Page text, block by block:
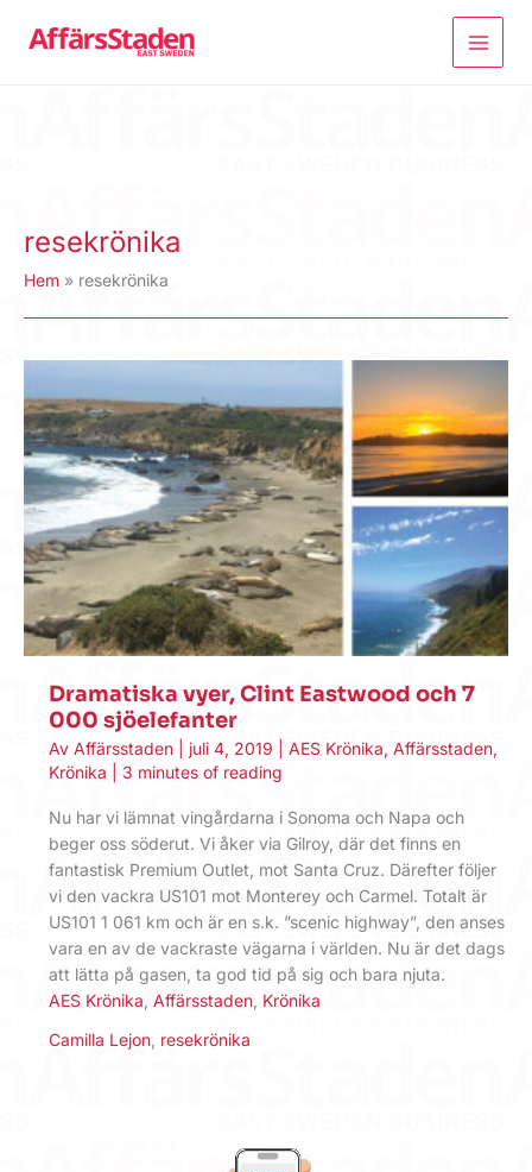
resekrönika
Hem resekrönika
Dramatiska vyer, Clint Eastwood och 7
000 sjöelefanter
Av Affärsstaden juli 4, 2019 AES Krönika, Affärsstaden,
Krönika
3 minutes of reading
Nu har vi lämnat vingårdarna i Sonoma och Napa och
beger oss söderut. Vi åker via Gilroy, där det finns en
fantastisk Premium Outlet, mot Santa Cruz. Därefter följer
vi den vackra US101 mot Monterey och Carmel. Totalt är
US101 1 061 km och är en s.k. ”scenic highway”, den anses
vara en av de vackraste vägarna i världen. Nu är det dags
att lätta på gasen, ta god tid på sig och bara njuta.
AES Krönika Affärsstaden Krönika
Camilla Lejon, resekrönika